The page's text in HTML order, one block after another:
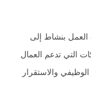
بنشاط إلى
التي تدعم العمال
والاستقرار